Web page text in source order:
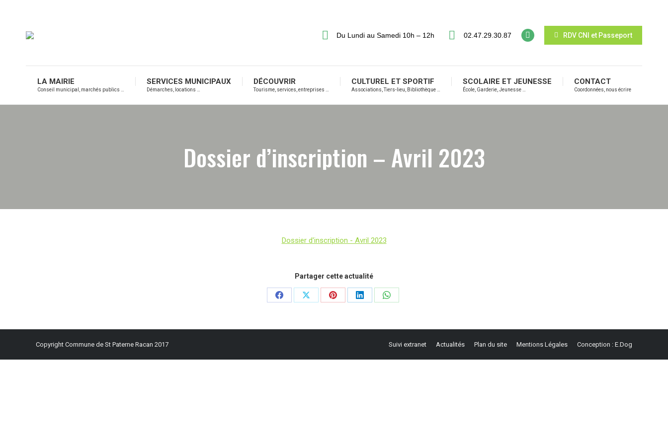
Du Lundi au Samedi 10h – 12h 02.47.29.30.87 RDV CNI et Passeport
LA MAIRIE
Conseil municipal, marchés publics …
SERVICES MUNICIPAUX
Démarches, locations …
DÉCOUVRIR
Tourisme, services, entreprises …
CULTUREL ET SPORTIF
Associations, Tiers-lieu, Bibliothèque …
SCOLAIRE ET JEUNESSE
École, Garderie, Jeunesse …
CONTACT
Coordonnées, nous écrire
Dossier d’inscription – Avril 2023
Dossier d'inscription - Avril 2023
Partager cette actualité
Partager
Facebook
Partager
X
Partager
Pinterest
Partager
LinkedIn
Partager
WhatsApp
Copyright Commune de St Paterne Racan 2017 Suivi extranet Actualités Plan du site Mentions Légales Conception : E.Dog